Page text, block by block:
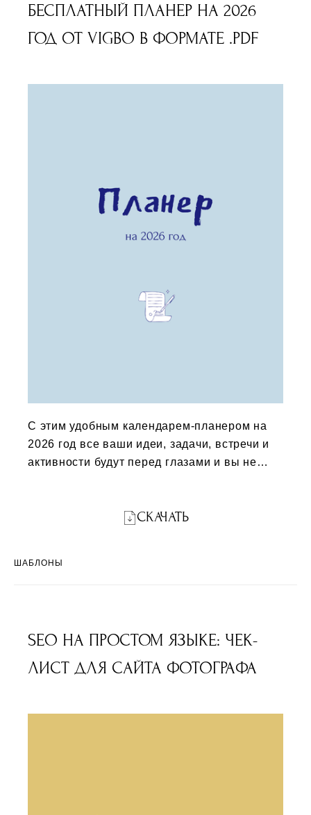
БЕСПЛАТНЫЙ ПЛАНЕР НА 2026
ГОД ОТ VIGBO В ФОРМАТЕ .PDF
С этим удобным календарем-планером на
2026 год все ваши идеи, задачи, встречи и
активности будут перед глазами и вы не
обычном принтере.СКАЧАТЬ
ШАБЛОНЫ
SEO НА ПРОСТОМ ЯЗЫКЕ: ЧЕК-
ЛИСТ ДЛЯ САЙТА ФОТОГРАФА